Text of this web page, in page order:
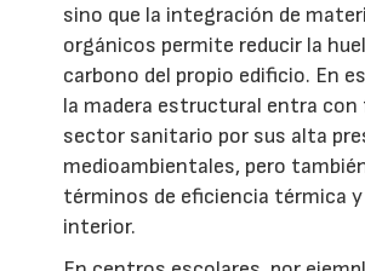
sino que la integración de
orgánicos permite reducir la
carbono del propio edificio. En
la madera estructural entra con
sector sanitario por sus alta
medioambientales, pero
términos de eficiencia térmica
interior.